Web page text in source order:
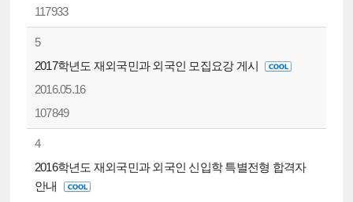
117933
5
2017학년도 재외국민과 외국인 모집요강 게시
2016.05.16
107849
4
2016학년도 재외국민과 외국인 신입학 특별전형 합격자
안내